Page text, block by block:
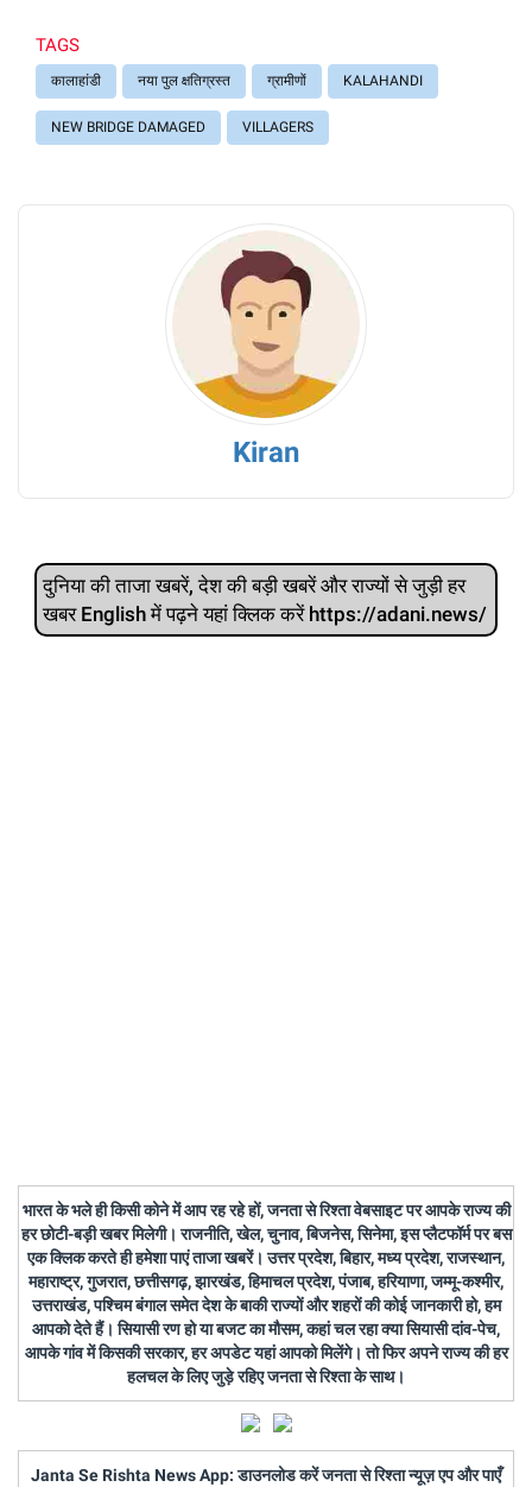
TAGS
कालाहांडी नया पुल क्षतिग्रस्त ग्रामीणों KALAHANDI
NEW BRIDGE DAMAGED VILLAGERS
Kiran
दुनिया की ताजा खबरें, देश की बड़ी खबरें और राज्‍यों से जुड़ी हर
खबर English में पढ़ने यहां क्लिक करें https://adani.news/
भारत के भले ही किसी कोने में आप रह रहे हों, जनता से रिश्ता वेबसाइट पर आपके राज्य की
हर छोटी-बड़ी खबर मिलेगी। राजनीति, खेल, चुनाव, बिजनेस, सिनेमा, इस प्लैटफॉर्म पर बस
एक क्लिक करते ही हमेशा पाएं ताजा खबरें। उत्तर प्रदेश, बिहार, मध्य प्रदेश, राजस्थान,
महाराष्ट्र, गुजरात, छत्तीसगढ़, झारखंड, हिमाचल प्रदेश, पंजाब, हरियाणा, जम्मू-कश्मीर,
उत्तराखंड, पश्चिम बंगाल समेत देश के बाकी राज्यों और शहरों की कोई जानकारी हो, हम
आपको देते हैं। सियासी रण हो या बजट का मौसम, कहां चल रहा क्या सियासी दांव-पेच,
आपके गांव में किसकी सरकार, हर अपडेट यहां आपको मिलेंगे। तो फिर अपने राज्य की हर
हलचल के लिए जुड़े रहिए जनता से रिश्ता के साथ।
Janta Se Rishta News App: डाउनलोड करें जनता से रिश्ता न्यूज़ एप और पाएँ